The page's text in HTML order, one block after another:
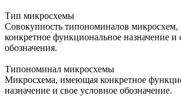
Тип микросхемы
Совокупность типономиналов
конкретное функциональное назначение и
обозначения.
Типономинал микросхемы
Микросхема, имеющая конкретное
назначение и свое условное обозначение.